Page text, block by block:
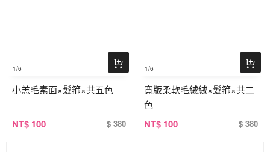
1/6
小羔毛素面×髮箍×共五色
NT$ 100 $ 380
1/6
寬版柔軟毛絨絨×髮箍×共二
色
NT$ 100 $ 380